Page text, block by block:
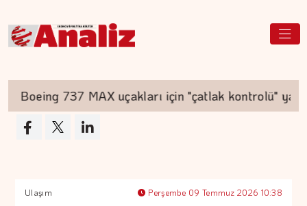
Boeing 737 MAX uçakları için "çatlak kontrolü"
Ulaşım Perşembe 09 Temmuz 2026 10:38